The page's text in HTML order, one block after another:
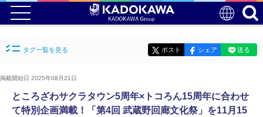
タグ一覧を見る ポスト シェア 送る
掲載開始日 2025年08月21日
ところざわサクラタウン5周年×トコろん15周年に合わせ
て特別企画満載！「第4回 武蔵野回廊文化祭」を11月15